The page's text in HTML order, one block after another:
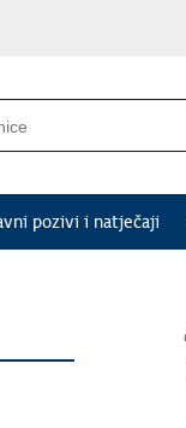
pozivi i natječaji